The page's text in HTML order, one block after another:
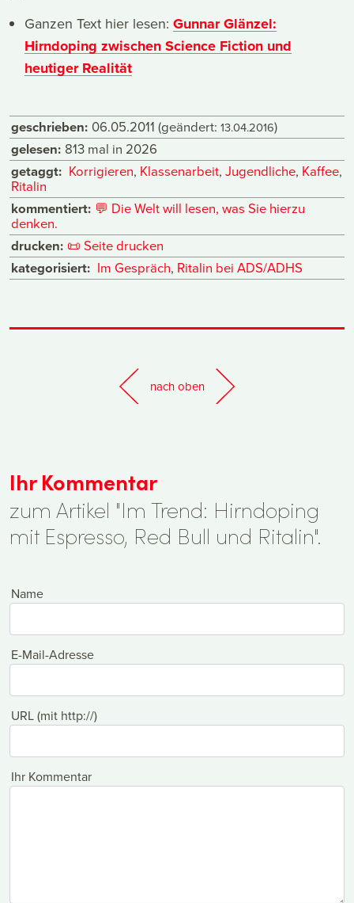
Ganzen Text hier lesen:Gunnar Glänzel:
Hirndoping zwischen Science Fiction und
heutiger Realität
geschrieben: 06.05.2011 (geändert: 13.04.2016)
gelesen: 813 mal in 2026
getaggt: Korrigieren, Klassenarbeit, Jugendliche, Kaffee,
Ritalin
kommentiert: 💬 Die Welt will lesen, was Sie hierzu
denken.
drucken: 📜 Seite drucken
kategorisiert: Im Gespräch, Ritalin bei ADS/ADHS
nach oben
Ihr Kommentar
zum Artikel "Im Trend: Hirndoping
mit Espresso, Red Bull und Ritalin".
Name
E-Mail-Adresse
URL (mit http://)
Ihr Kommentar